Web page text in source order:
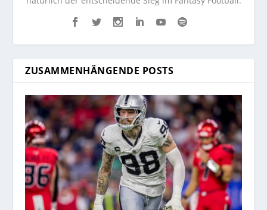
ZUSAMMENHÄNGENDE POSTS